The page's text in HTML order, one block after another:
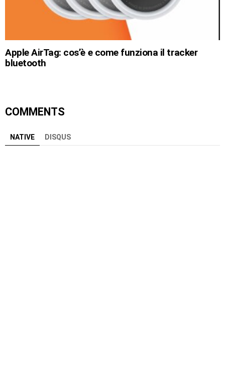
Apple AirTag: cos’è e come funziona il tracker
bluetooth
COMMENTS
NATIVE DISQUS